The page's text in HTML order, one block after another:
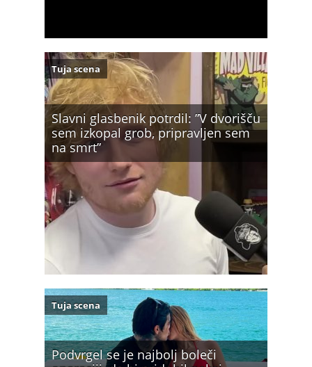
Slavni glasbenik potrdil: ”V dvorišču
sem izkopal grob, pripravljen sem
na smrt”
Tuja scena
Podvrgel se je najbolj boleči
Tuja scena